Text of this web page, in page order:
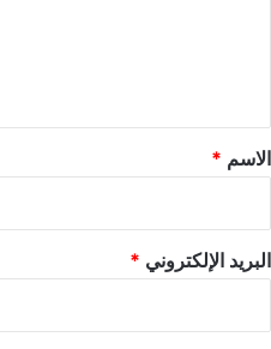
*
الاسم *
البريد الإلكتروني *